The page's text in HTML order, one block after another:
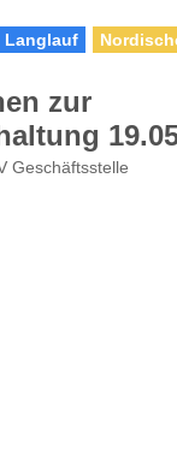
Langlauf
zur
Geschäftsstelle